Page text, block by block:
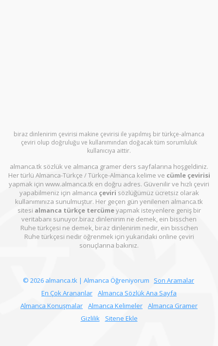
biraz dinlenirim çevirisi makine çevirisi ile yapılmış bir türkçe-almanca
çeviri olup doğruluğu ve kullanımından doğacak tüm sorumluluk
kullanıcıya aittir.
almanca.tk sözlük ve almanca gramer ders sayfalarına hoşgeldiniz.
Her türlü Almanca-Türkçe / Türkçe-Almanca kelime ve cümle çevirisi
yapmak için www.almanca.tk en doğru adres. Güvenilir ve hızlı çeviri
yapabilmeniz için almanca çeviri sözlüğümüz ücretsiz olarak
kullanımınıza sunulmuştur. Her geçen gün yenilenen almanca.tk
sitesi almanca türkçe tercümeyapmak isteyenlere geniş bir
veritabanı sunuyor.biraz dinlenirim ne demek, ein bisschen
Ruhe türkçesi ne demek, biraz dinlenirim nedir, ein bisschen
Ruhe türkçesi nedir öğrenmek için yukarıdaki online çeviri
sonuçlarına bakınız.
© 2026 almanca.tk | Almanca Öğreniyorum
Son Aramalar
En Çok Arananlar
Almanca Sözlük Ana Sayfa
Almanca Konuşmalar
Almanca Kelimeler
Almanca Gramer
Gizlilik
Sitene Ekle